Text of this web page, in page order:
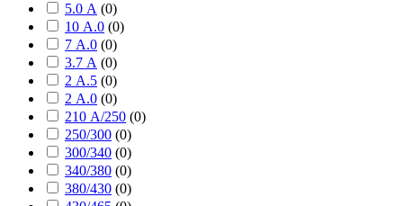
5.0 А (0)
10 А.0 (0)
7 А.0 (0)
3.7 А (0)
2 А.5 (0)
2 А.0 (0)
210 А/250 (0)
250/300 (0)
300/340 (0)
340/380 (0)
380/430 (0)